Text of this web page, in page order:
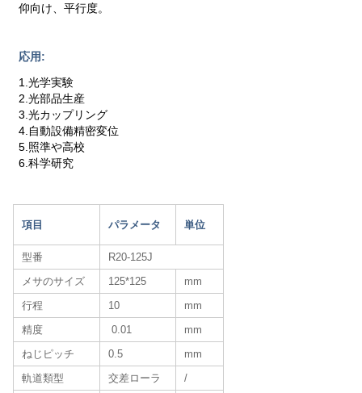
仰向け、平行度。
応用:
1.光学実験
2.光部品生産
3.光カップリング
4.自動設備精密変位
5.照準や高校
6.科学研究
項目 パラメータ 単位
型番
R20-125J
メサのサイズ
125*125
mm
行程
10
mm
精度
0.01
mm
ねじピッチ
0.5
mm
軌道類型
交差ローラ
/